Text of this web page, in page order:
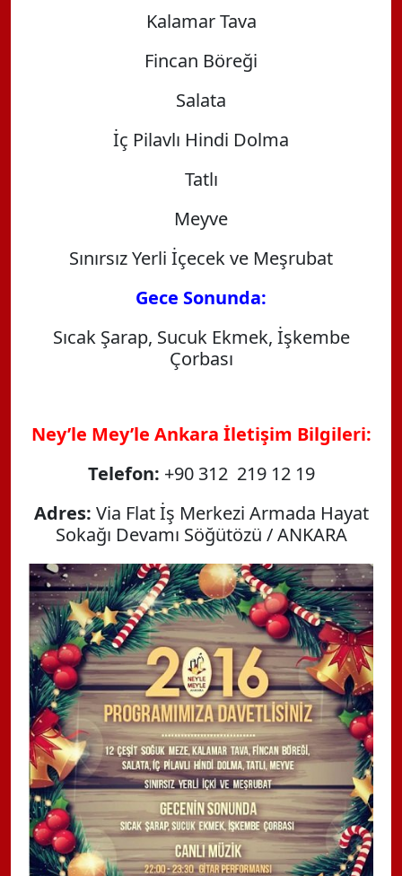
Kalamar Tava
Fincan Böreği
Salata
İç Pilavlı Hindi Dolma
Tatlı
Meyve
Sınırsız Yerli İçecek ve Meşrubat
Gece Sonunda:
Sıcak Şarap, Sucuk Ekmek, İşkembe
Çorbası
Ney’le Mey’le Ankara İletişim Bilgileri:
Telefon: +90 312 219 12 19
Adres: Via Flat İş Merkezi Armada Hayat
Sokağı Devamı Söğütözü / ANKARA